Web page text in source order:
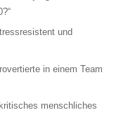
und
in einem Team
menschliches